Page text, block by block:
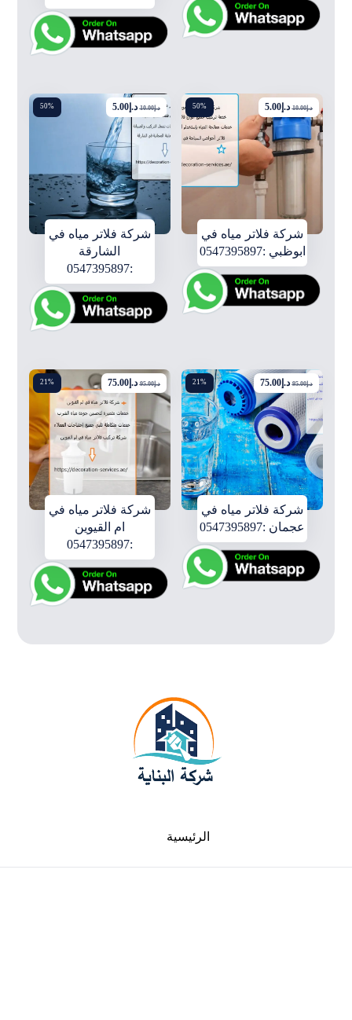
50%
شركة فلاتر مياه في
ابوظبي :0547395897
د.إ10.00 د.إ5.00
50%
شركة فلاتر مياه في
الشارقة
:0547395897
د.إ10.00 د.إ5.00
21%
شركة فلاتر مياه في
عجمان :0547395897
د.إ95.00 د.إ75.00
21%
شركة فلاتر مياه في
ام القيوين
:0547395897
د.إ95.00 د.إ75.00
الرئيسية